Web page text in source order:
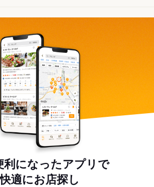
利になったアプリで
適にお店探し